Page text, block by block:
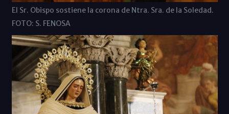
El Sr. Obispo sostiene la corona de Ntra. Sra. de la Soledad.
FOTO: S. FENOSA